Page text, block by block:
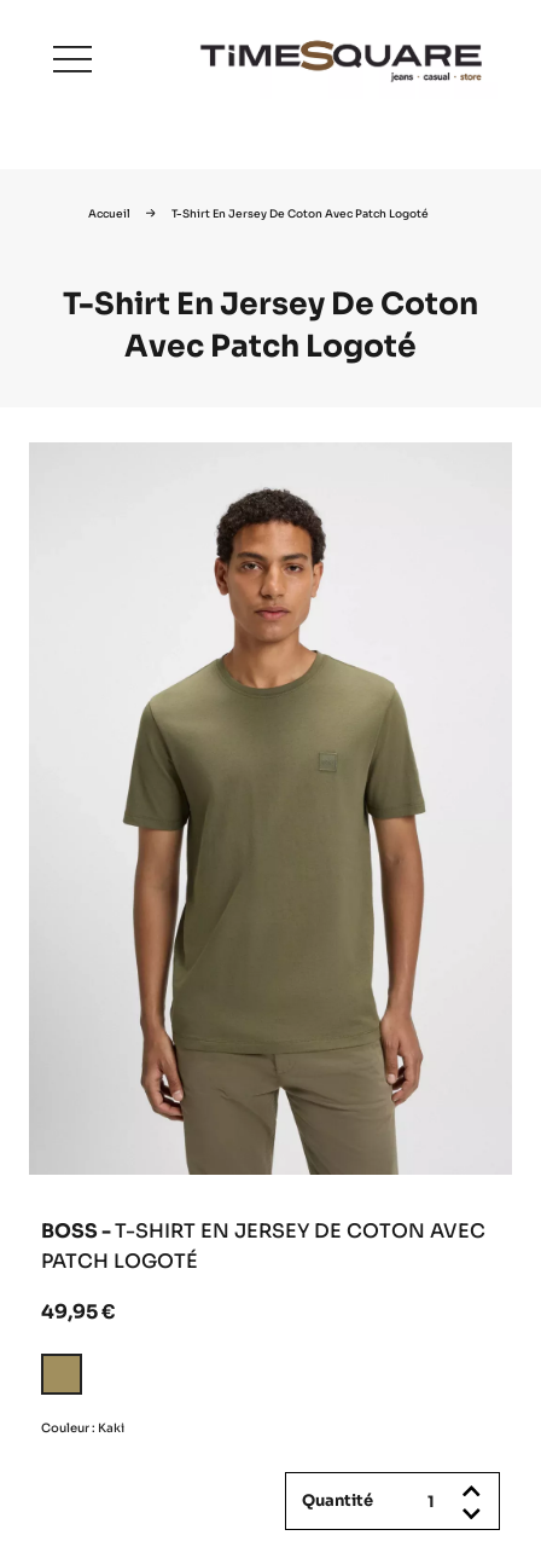
menu
Accueil T-Shirt En Jersey De Coton Avec Patch Logoté
T-Shirt En Jersey De Coton
Avec Patch Logoté
BOSS -T-SHIRT EN JERSEY DE COTON AVEC
PATCH LOGOTÉ
49,95 €
Couleur : Kaki
Quantité